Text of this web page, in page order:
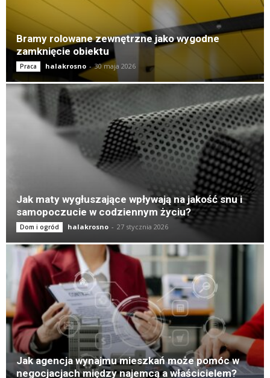
Bramy rolowane zewnętrzne jako wygodne
zamknięcie obiektu
Praca halakrosno - 30 maja 2026
Jak maty wygłuszające wpływają na jakość snu i
samopoczucie w codziennym życiu?
Dom i ogród halakrosno - 27 stycznia 2026
Jak agencja wynajmu mieszkań może pomóc w
negocjacjach między najemcą a właścicielem?